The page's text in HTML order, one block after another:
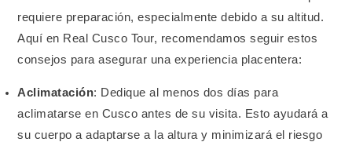
requiere preparación, especialmente debido a su altitud.
Aquí en Real Cusco Tour, recomendamos seguir estos
consejos para asegurar una experiencia placentera:
Aclimatación: Dedique al menos dos días para
aclimatarse en Cusco antes de su visita. Esto ayudará a
su cuerpo a adaptarse a la altura y minimizará el riesgo